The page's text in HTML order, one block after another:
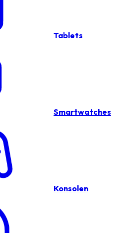
Tablets
Smartwatches
Konsolen